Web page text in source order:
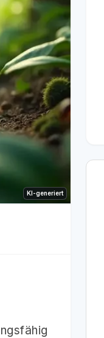
KI-generiert